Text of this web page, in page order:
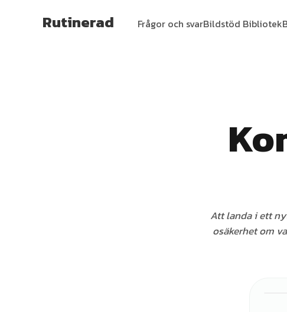
Rutinerad Frågor och svarBildstöd Bibliotek
Att landa i ett
osäkerhet om